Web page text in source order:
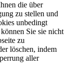
die über
zu stellen und
unbedingt
Sie sie nicht
zu
löschen, indem
aller